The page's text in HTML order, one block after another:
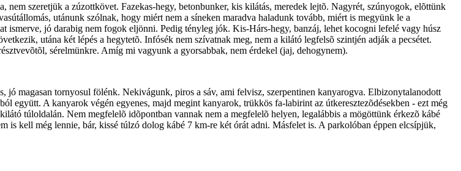
szeretjük a zúzottkövet. Fazekas-hegy, betonbunker, kis kilátás, meredek lejtõ. Nagyrét, szúnyogok, elõttünk
utánunk szólnak, hogy miért nem a síneken maradva haladunk tovább, miért is megyünk le a
ismerve, jó darabig nem fogok eljönni. Pedig tényleg jók. Kis-Hárs-hegy, banzáj, lehet kocogni lefelé vagy húsz
utána két lépés a hegytetõ. Infósék nem szívatnak meg, nem a kilátó legfelsõ szintjén adják a pecsétet.
sérelmünkre. Amíg mi vagyunk a gyorsabbak, nem érdekel (jaj, dehogynem).
jó magasan tornyosul fölénk. Nekivágunk, piros a sáv, ami felvisz, szerpentinen kanyarogva. Elbizonytalanodott
együtt. A kanyarok végén egyenes, majd megint kanyarok, trükkös fa-labirint az útkeresztezõdésekben - ezt még
túloldalán. Nem megfelelõ idõpontban vannak nem a megfelelõ helyen, legalábbis a mögöttünk érkezõ kábé
is kell még lennie, bár, kissé túlzó dolog kábé 7 km-re két órát adni. Másfelet is. A parkolóban éppen elcsípjük,